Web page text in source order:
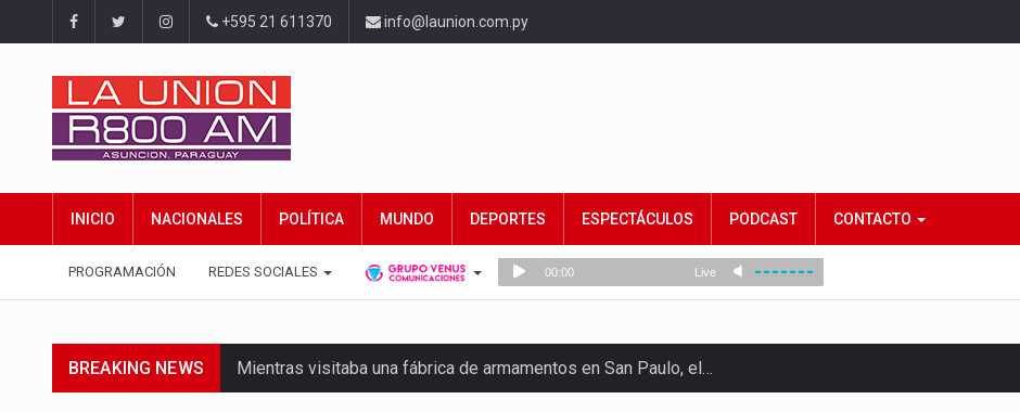
+595 21 611370 info@launion.com.py
INICIO NACIONALES POLÍTICA MUNDO DEPORTES ESPECTÁCULOS PODCAST CONTACTO
PROGRAMACIÓN REDES SOCIALES
BREAKING NEWS Mientras visitaba una fábrica de armamentos en San Paulo, el…